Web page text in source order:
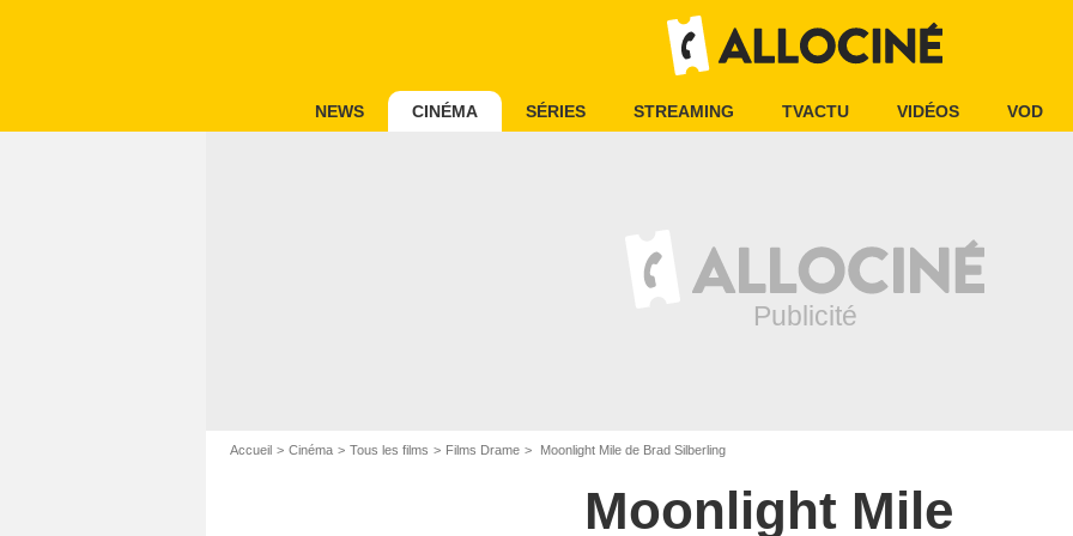
NEWS CINÉMA SÉRIES STREAMING TVACTU VIDÉOS VOD
Accueil Cinéma Tous les films Films Drame Moonlight Mile de Brad Silberling
Moonlight Mile